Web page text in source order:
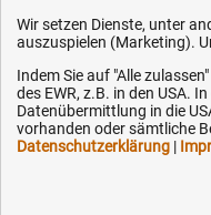
Wir setzen Dienste, unter
auszuspielen (Marketing).
Indem Sie auf "Alle
des EWR, z.B. in den USA.
Datenübermittlung in die
vorhanden oder sämtliche
Datenschutzerklärung |